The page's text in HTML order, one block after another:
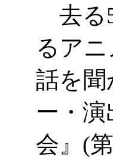
去る
るア
話を
ー・
会』(